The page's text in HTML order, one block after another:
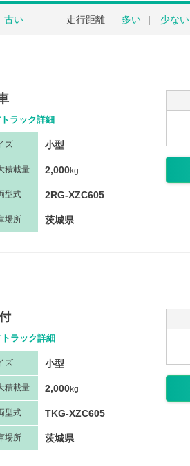
古い 走行距離 多い 少ない
ラック詳細
ズ 小型
積載量 2,000kg
型式 2RG-XZC605
場所 茨城県
ラック詳細
ズ 小型
積載量 2,000kg
型式 TKG-XZC605
場所 茨城県